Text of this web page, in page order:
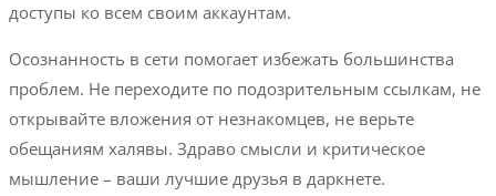
доступы ко всем своим аккаунтам.
Осознанность в сети помогает избежать большинства
проблем. Не переходите по подозрительным ссылкам, не
открывайте вложения от незнакомцев, не верьте
обещаниям халявы. Здраво смысли и критическое
мышление – ваши лучшие друзья в даркнете.